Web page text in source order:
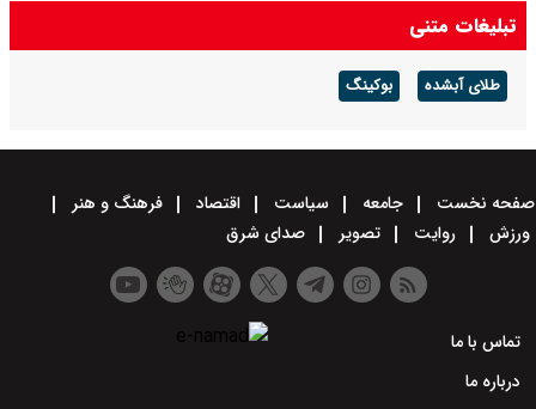
تبلیغات متنی
طلای آبشده بوکینگ
صفحه نخست جامعه سیاست اقتصاد
فرهنگ و هنر
ورزش
روایت تصویر صدای شرق
تماس با ما
درباره ما